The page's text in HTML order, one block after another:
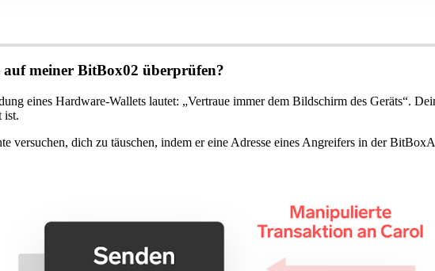
auf meiner BitBox02 überprüfen?
eines Hardware-Wallets lautet: „Vertraue immer dem Bildschirm des Geräts“.
ist.
versuchen, dich zu täuschen, indem er eine Adresse eines Angreifers in der